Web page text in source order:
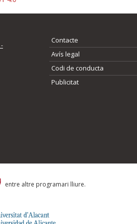
Contacte
Avís legal
Codi de conducta
Publicitat
entre altre programari lliure.